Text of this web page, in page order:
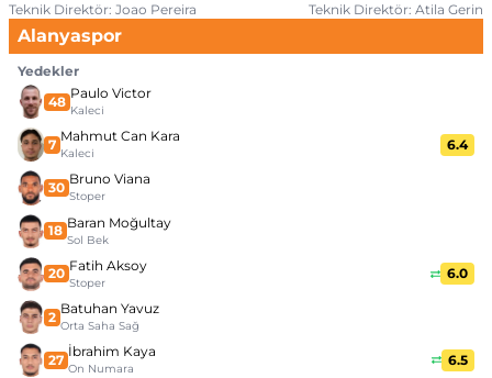
Teknik Direktör: Joao Pereira Teknik Direktör: Atila Gerin
Alanyaspor
Yedekler
48 Paulo Victor
Kaleci
7 Mahmut Can Kara
Kaleci
6.4
30 Bruno Viana
Stoper
18 Baran Moğultay
Sol Bek
20 Fatih Aksoy
Stoper
6.0
2 Batuhan Yavuz
Orta Saha Sağ
27 İbrahim Kaya
On Numara
6.5